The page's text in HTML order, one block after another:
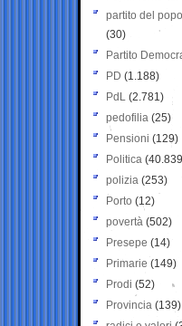
partito del
(30)
Partito
PD (1.188)
PdL (2.781)
pedofilia (25)
Pensioni (129)
Politica
polizia (253)
Porto (12)
povertà (502)
Presepe (14)
Primarie (149)
Prodi (52)
Provincia (139)